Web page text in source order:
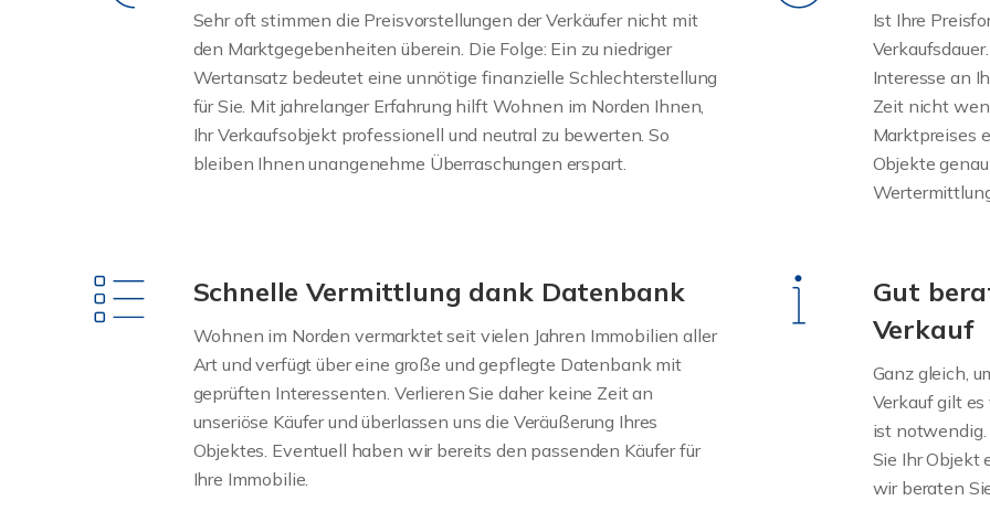
Sehr oft stimmen die Preisvorstellungen der Verkäufer nicht mit
den Marktgegebenheiten überein. Die Folge: Ein zu niedriger
Wertansatz bedeutet eine unnötige finanzielle Schlechterstellung
für Sie. Mit jahrelanger Erfahrung hilft Wohnen im Norden Ihnen,
Ihr Verkaufsobjekt professionell und neutral zu bewerten. So
bleiben Ihnen unangenehme Überraschungen erspart.
Ist Ihre
Interesse an
Zeit nicht
Marktpreises
Objekte
Schnelle Vermittlung dank Datenbank
Wohnen im Norden vermarktet seit vielen Jahren Immobilien aller
Art und verfügt über eine große und gepflegte Datenbank mit
geprüften Interessenten. Verlieren Sie daher keine Zeit an
unseriöse Käufer und überlassen uns die Veräußerung Ihres
Objektes. Eventuell haben wir bereits den passenden Käufer für
Ihre Immobilie.
Gut
Verkauf
Ganz gleich,
Verkauf gilt
ist
Sie Ihr Objekt
wir beraten